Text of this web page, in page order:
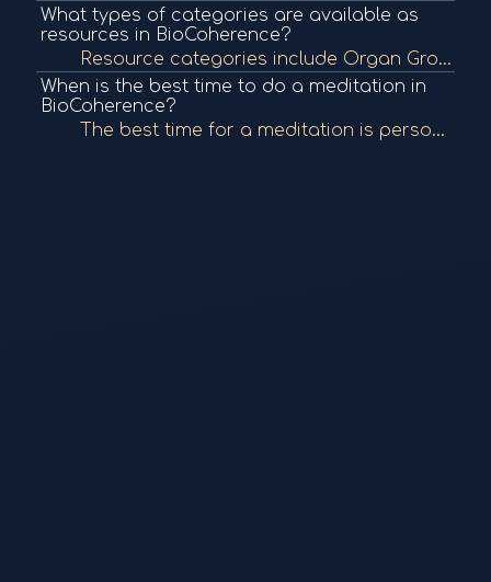
What types of categories are available as
resources in BioCoherence?
Resource categories include Organ Groups (Ayurvedic), Organs, Atoms, Meridians, Momentum, Drives (emotions), Organisms (parasitic/symbiotic), TCM Points, Subdoshas (Ayurveda), and Chakras. Each resource group contains a few strong and mild options you ca...
When is the best time to do a meditation in
BioCoherence?
The best time for a meditation is personal. You can do one in the morning, evening, or even at 3 a.m. if you wake up and feel called to. Just open the app and press play to begin your session.